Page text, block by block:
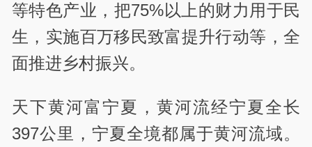
等特色产业，把75%以上的财力用于民
生，实施百万移民致富提升行动等，全
面推进乡村振兴。
天下黄河富宁夏，黄河流经宁夏全长
397公里，宁夏全境都属于黄河流域。